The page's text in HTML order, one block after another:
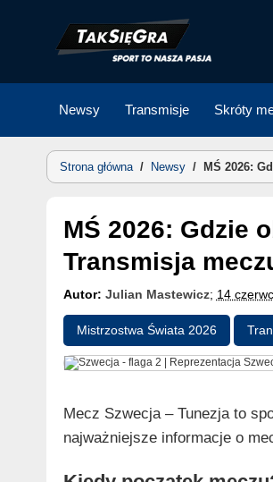
Newsy Transmisje Skróty
Strona główna/ Newsy / MŚ 2026:
MŚ 2026: Gdzie obejrzeć mecz Szwecja – Tunezja?
Transmisja
Autor: Julian Mastewicz; 14
Mistrzostwa Świata 2026
Mecz Szwecja – Tunezja to
najważniejsze informacje o